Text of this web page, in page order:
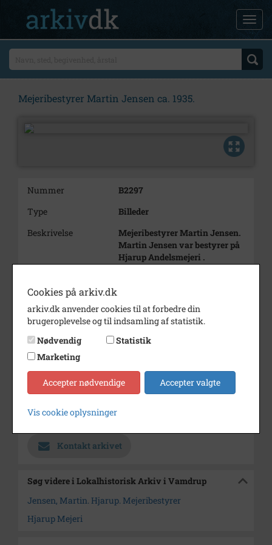
Mejeribestyrer Martin Jensen ca. 1935.
Nummer
B2297
Type
Billeder
Beskrivelse
Mejeribestyrer Martin Jensen.
Martin Jensen var bestyrer på
Hjarup Andelsmejeri .
Fotograf
Størrelse
9x14
Se på kort
Type
Enhed
Hjarup Sogn (1000-2050)
Arkiv
Kontakt arkivet
Søg videre i Lokalhistorisk Arkiv i Vamdrup
Jensen, Martin. Hjarup. Mejeribestyrer
Hjarup Mejeri
Cookies på arkiv.dk
arkiv.dk anvender cookies til at forbedre din
brugeroplevelse og til indsamling af statistik.
Nødvendig
Statistik
Marketing
Accepter nødvendige Accepter valgte
Vis cookie oplysninger